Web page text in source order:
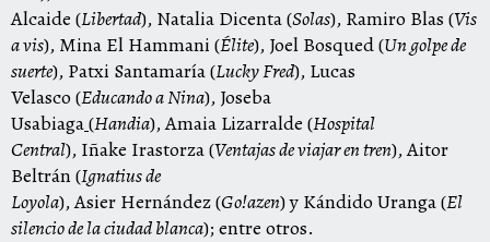
Alcaide (Libertad), Natalia Dicenta(Solas), Ramiro Blas (Vis
a vis), Mina El Hammani (Élite), Joel Bosqued(Un golpe de
suerte), Patxi Santamaría(LuckyFred), Lucas
Velasco (Educando a Nina), Joseba
Usabiaga(Handia),Amaia Lizarralde (Hospital
Central), Iñake Irastorza(Ventajas de viajar en tren),Aitor
Beltrán(Ignatiusde
Loyola),Asier Hernández(Go!azen) y Kándido Uranga(El
silencio de la ciudad blanca); entre otros.